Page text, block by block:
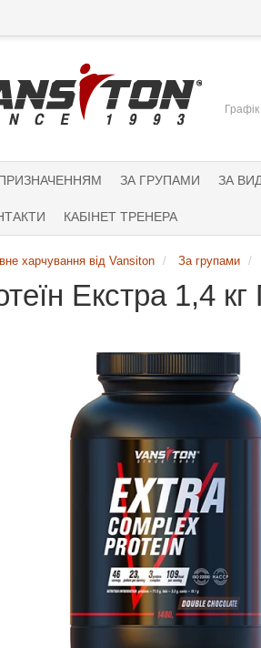
ЗА ГРУПАМИ ЗА
КАБІНЕТ ТРЕНЕРА
харчування від Vansiton За групами
Екстра 1,4